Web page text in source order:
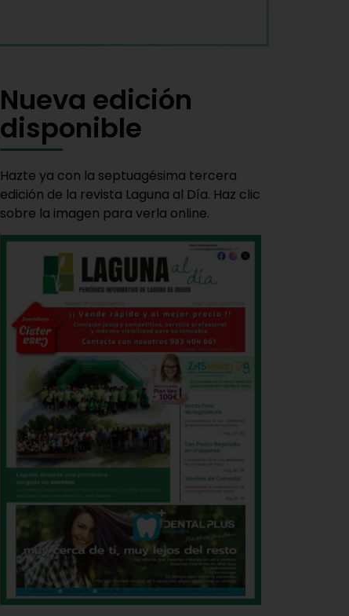
Nueva edición
disponible
Hazte ya con la septuagésima tercera
edición de la revista Laguna al Día. Haz clic
sobre la imagen para verla online.